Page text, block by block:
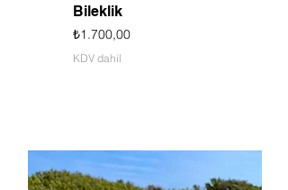
Bileklik
Fiyat
₺1.700,00
KDV dahil